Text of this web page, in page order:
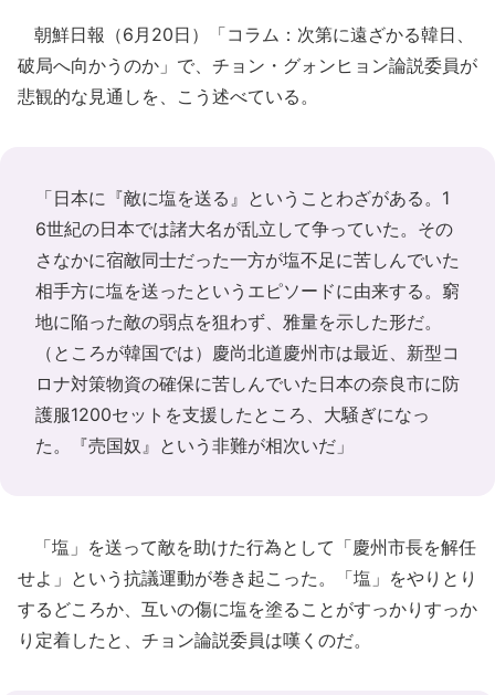
朝鮮日報（6月20日）「コラム：次第に遠ざかる韓日、
破局へ向かうのか」で、チョン・グォンヒョン論説委員が
悲観的な見通しを、こう述べている。
「日本に『敵に塩を送る』ということわざがある。1
6世紀の日本では諸大名が乱立して争っていた。その
さなかに宿敵同士だった一方が塩不足に苦しんでいた
相手方に塩を送ったというエピソードに由来する。窮
地に陥った敵の弱点を狙わず、雅量を示した形だ。
（ところが韓国では）慶尚北道慶州市は最近、新型コ
ロナ対策物資の確保に苦しんでいた日本の奈良市に防
護服1200セットを支援したところ、大騒ぎになっ
た。『売国奴』という非難が相次いだ」
「塩」を送って敵を助けた行為として「慶州市長を解任
せよ」という抗議運動が巻き起こった。「塩」をやりとり
するどころか、互いの傷に塩を塗ることがすっかりすっか
り定着したと、チョン論説委員は嘆くのだ。